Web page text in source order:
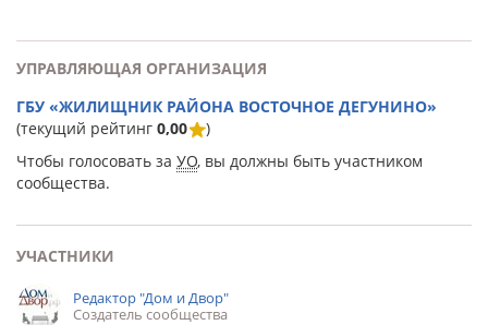
УПРАВЛЯЮЩАЯ ОРГАНИЗАЦИЯ
ГБУ «ЖИЛИЩНИК РАЙОНА ВОСТОЧНОЕ ДЕГУНИНО»
(текущий рейтинг 0,00
)
Чтобы голосовать за УО, вы должны быть участником
сообщества.
УЧАСТНИКИ
Редактор "Дом и Двор"
Создатель сообщества